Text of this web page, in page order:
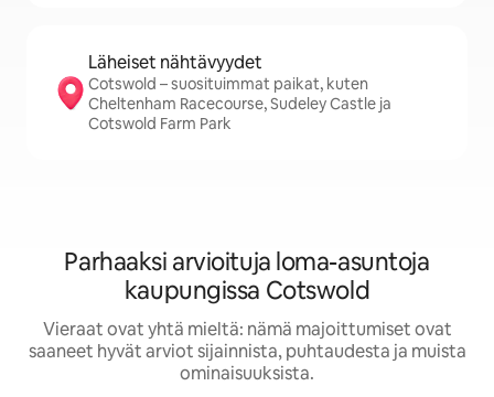
Läheiset nähtävyydet
Cotswold – suosituimmat paikat, kuten
Cheltenham Racecourse, Sudeley Castle ja
Cotswold Farm Park
Parhaaksi arvioituja loma-asuntoja
kaupungissa Cotswold
Vieraat ovat yhtä mieltä: nämä majoittumiset ovat
saaneet hyvät arviot sijainnista, puhtaudesta ja muista
ominaisuuksista.